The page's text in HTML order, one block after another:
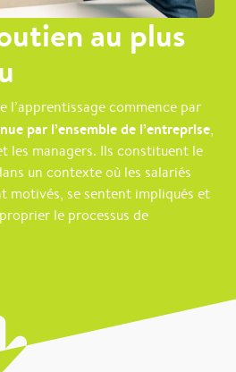
au plus
l’apprentissage commence par
par l’ensemble de l’entreprise,
les managers. Ils constituent le
un contexte où les salariés
motivés, se sentent impliqués et
le processus de